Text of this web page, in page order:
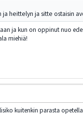
heittelyn ja sitte ostaisin
ja kun on oppinut nuo
miehiä!
kuitenkin parasta